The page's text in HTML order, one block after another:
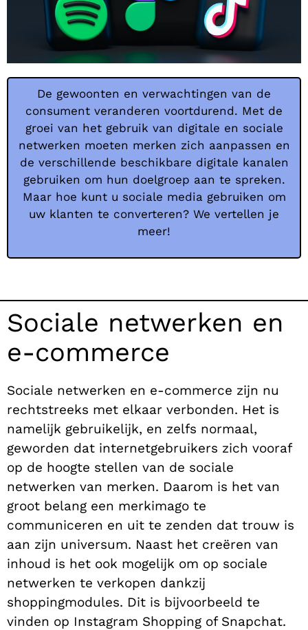
De gewoonten en verwachtingen van de
consument veranderen voortdurend. Met de
groei van het gebruik van digitale en sociale
netwerken moeten merken zich aanpassen en
de verschillende beschikbare digitale kanalen
gebruiken om hun doelgroep aan te spreken.
Maar hoe kunt u sociale media gebruiken om
uw klanten te converteren? We vertellen je
meer!
Sociale netwerken en
e-commerce
Sociale netwerken en e-commerce zijn nu
rechtstreeks met elkaar verbonden. Het is
namelijk gebruikelijk, en zelfs normaal,
geworden dat internetgebruikers zich vooraf
op de hoogte stellen van de sociale
netwerken van merken. Daarom is het van
groot belang een merkimago te
communiceren en uit te zenden dat trouw is
aan zijn universum. Naast het creëren van
inhoud is het ook mogelijk om op sociale
netwerken te verkopen dankzij
shoppingmodules. Dit is bijvoorbeeld te
vinden op Instagram Shopping of Snapchat.